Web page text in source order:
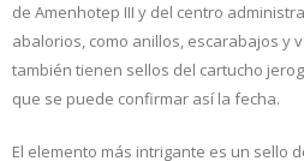
de Amenhotep III y del centro
abalorios, como anillos, escarabajos y
también tienen sellos del cartucho
que se puede confirmar así la fecha.
El elemento más intrigante es un sello